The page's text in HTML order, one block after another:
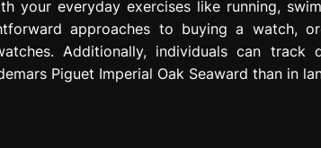
your everyday exercises like running,
approaches to buying a watch,
Additionally, individuals can track
Piguet Imperial Oak Seaward than in